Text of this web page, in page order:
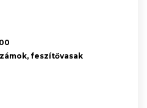
feszítővasak